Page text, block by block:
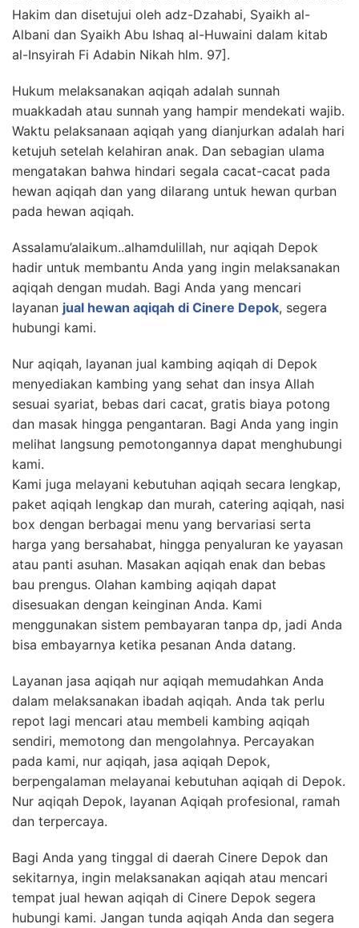
Hakim dan disetujui oleh adz-Dzahabi, Syaikh al-
Albani dan Syaikh Abu Ishaq al-Huwaini dalam kitab
al-Insyirah Fi Adabin Nikah hlm. 97].
Hukum melaksanakan aqiqah adalah sunnah
muakkadah atau sunnah yang hampir mendekati wajib.
Waktu pelaksanaan aqiqah yang dianjurkan adalah hari
ketujuh setelah kelahiran anak. Dan sebagian ulama
mengatakan bahwa hindari segala cacat-cacat pada
hewan aqiqah dan yang dilarang untuk hewan qurban
pada hewan aqiqah.
Assalamu’alaikum..alhamdulillah, nur aqiqah Depok
hadir untuk membantu Anda yang ingin melaksanakan
aqiqah dengan mudah. Bagi Anda yang mencari
layanan jual hewan aqiqah di Cinere Depok, segera
hubungi kami.
Nur aqiqah, layanan jual kambing aqiqah di Depok
menyediakan kambing yang sehat dan insya Allah
sesuai syariat, bebas dari cacat, gratis biaya potong
dan masak hingga pengantaran. Bagi Anda yang ingin
melihat langsung pemotongannya dapat menghubungi
kami.
Kami juga melayani kebutuhan aqiqah secara lengkap,
paket aqiqah lengkap dan murah, catering aqiqah, nasi
box dengan berbagai menu yang bervariasi serta
harga yang bersahabat, hingga penyaluran ke yayasan
atau panti asuhan. Masakan aqiqah enak dan bebas
bau prengus. Olahan kambing aqiqah dapat
disesuakan dengan keinginan Anda. Kami
menggunakan sistem pembayaran tanpa dp, jadi Anda
bisa embayarnya ketika pesanan Anda datang.
Layanan jasa aqiqah nur aqiqah memudahkan Anda
dalam melaksanakan ibadah aqiqah. Anda tak perlu
repot lagi mencari atau membeli kambing aqiqah
sendiri, memotong dan mengolahnya. Percayakan
pada kami, nur aqiqah, jasa aqiqah Depok,
berpengalaman melayanai kebutuhan aqiqah di Depok.
Nur aqiqah Depok, layanan Aqiqah profesional, ramah
dan terpercaya.
Bagi Anda yang tinggal di daerah Cinere Depok dan
sekitarnya, ingin melaksanakan aqiqah atau mencari
tempat jual hewan aqiqah di Cinere Depok segera
hubungi kami. Jangan tunda aqiqah Anda dan segera